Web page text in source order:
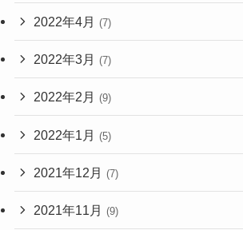
2022年4月 (7)
2022年3月 (7)
2022年2月 (9)
2022年1月 (5)
2021年12月 (7)
2021年11月 (9)